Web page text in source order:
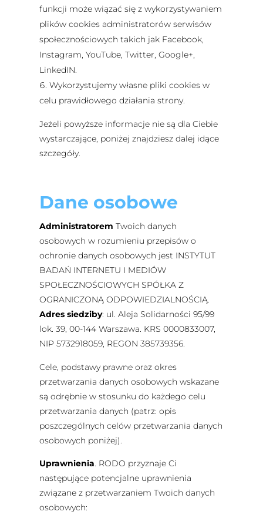
funkcji może wiązać się z wykorzystywaniem
plików cookies administratorów serwisów
społecznościowych takich jak Facebook,
Instagram, YouTube, Twitter, Google+,
LinkedIN.
Wykorzystujemy własne pliki cookies w
celu prawidłowego działania strony.
Jeżeli powyższe informacje nie są dla Ciebie
wystarczające, poniżej znajdziesz dalej idące
szczegóły.
Dane osobowe
Administratorem Twoich danych
osobowych w rozumieniu przepisów o
ochronie danych osobowych jest INSTYTUT
BADAŃ INTERNETU I MEDIÓW
SPOŁECZNOŚCIOWYCH SPÓŁKA Z
OGRANICZONĄ ODPOWIEDZIALNOŚCIĄ.
Adres siedziby: ul. Aleja Solidarności 95/99
lok. 39,00-144 Warszawa. KRS 0000833007,
NIP 5732918059, REGON 385739356.
Cele, podstawy prawne oraz okres
przetwarzania danych osobowych wskazane
są odrębnie w stosunku do każdego celu
przetwarzania danych (patrz: opis
poszczególnych celów przetwarzania danych
osobowych poniżej).
Uprawnienia. RODO przyznaje Ci
następujące potencjalne uprawnienia
związane z przetwarzaniem Twoich danych
osobowych: